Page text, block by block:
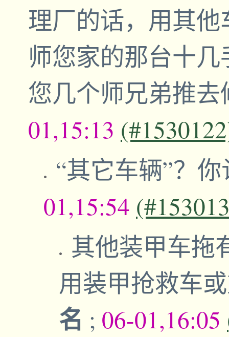
理厂的话，用其
师您家的那台十
您几个师兄弟推
01,15:13
“其它车辆”？
01,15:54
其他装甲车拖
用装甲抢救车
名 ; 06-01,16:05